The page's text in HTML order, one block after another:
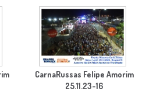
CarnaRussas Felipe Amorim
25.11.23-16